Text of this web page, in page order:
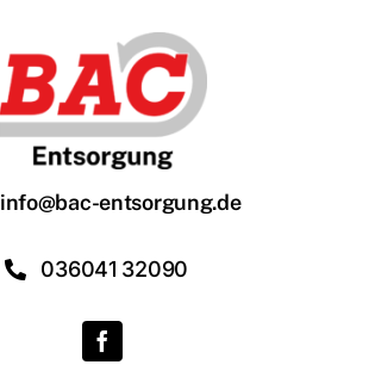
info@bac-entsorgung.de
036041 32090